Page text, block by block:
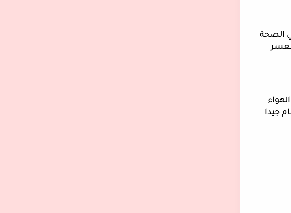
لأنها تعمل على إنتاج الغازات في البطن والشعور بحرقة المعدة مما يؤدي إلى الإصابة بعسر